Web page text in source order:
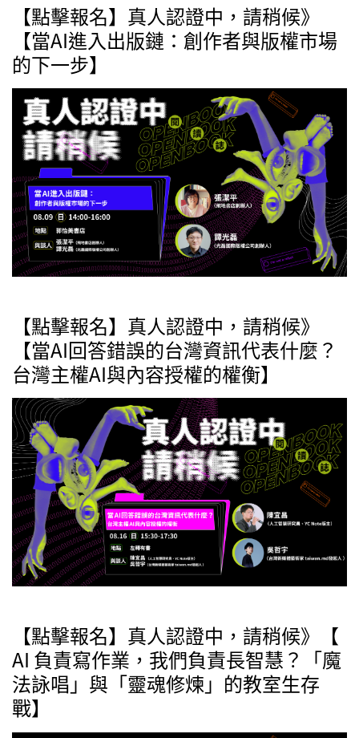
【點擊報名】真人認證中，請稍候》
【當AI進入出版鏈：創作者與版權市場
的下一步】
【點擊報名】真人認證中，請稍候》
【當AI回答錯誤的台灣資訊代表什麼？
台灣主權AI與內容授權的權衡】
【點擊報名】真人認證中，請稍候》【
AI 負責寫作業，我們負責長智慧？「魔
法詠唱」與「靈魂修煉」的教室生存
戰】